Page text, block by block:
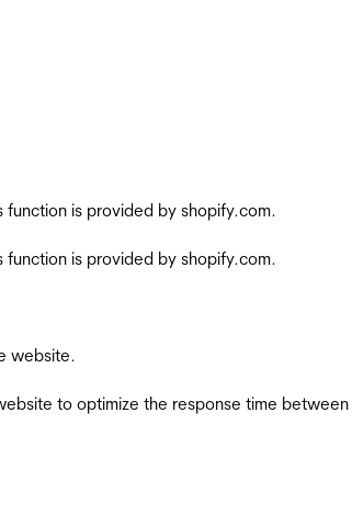
function is provided by shopify.com.
function is provided by shopify.com.
website.
to optimize the response time